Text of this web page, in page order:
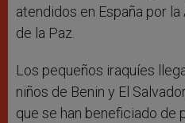
atendidos en España por
de la Paz.
Los pequeños iraquíes
niños de Benin y El
que se han beneficiado de